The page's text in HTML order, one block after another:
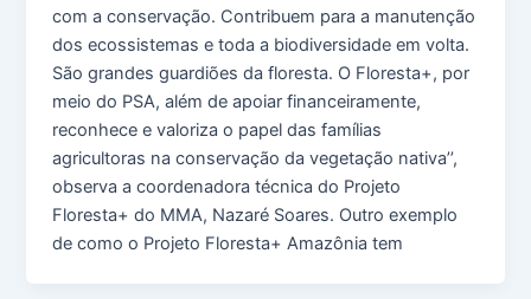
com a conservação. Contribuem para a manutenção
dos ecossistemas e toda a biodiversidade em volta.
São grandes guardiões da floresta. O Floresta+, por
meio do PSA, além de apoiar financeiramente,
reconhece e valoriza o papel das famílias
agricultoras na conservação da vegetação nativa’’,
observa a coordenadora técnica do Projeto
Floresta+ do MMA, Nazaré Soares. Outro exemplo
de como o Projeto Floresta+ Amazônia tem